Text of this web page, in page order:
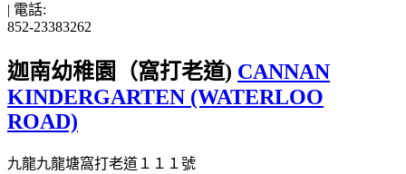
| 電話:
852-23383262
迦南幼稚園（窩打老道) CANNAN
KINDERGARTEN (WATERLOO
ROAD)
九龍九龍塘窩打老道１１１號